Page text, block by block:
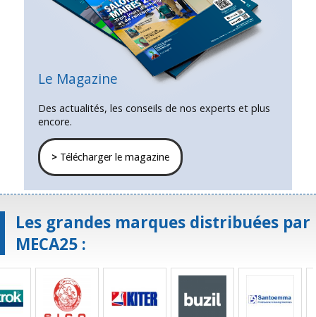
Le Magazine
Des actualités, les conseils de nos experts et plus
encore.
>Télécharger le magazine
Les grandes marques distribuées par
MECA25 :